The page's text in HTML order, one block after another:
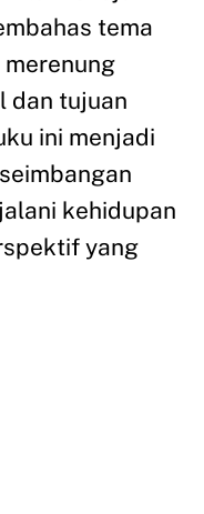
tema
dan tujuan
ini menjadi
kehidupan
yang